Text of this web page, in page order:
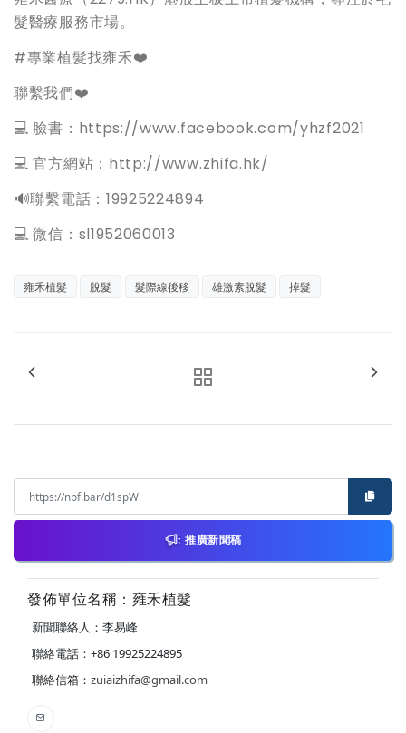
髮醫療服務市場。
#專業植髮找雍禾❤️
聯繫我們❤️
💻 臉書：https://www.facebook.com/yhzf2021
💻 官方網站：http://www.zhifa.hk/
️🔊聯繫電話：19925224894
💻 微信：sl1952060013
雍禾植髮 脫髮 髮際線後移 雄激素脫髮 掉髮
推廣新聞稿
發佈單位名稱：雍禾植髮
新聞聯絡人：李易峰
聯絡電話：+86 19925224895
聯絡信箱： zuiaizhifa@gmail.com